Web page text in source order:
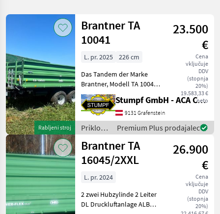
Kategorija 4 Država Filtri
TRENUTNA
POT
Kmetijska
tehnika
Priklopniki
Tandem
Priklopnik
Brantner
IZBERITE
KATEGORIJO
Brantner
Pühringer
Ponastavi
Prikaži 2
rezultatov
Rabljeni stroj
Brantner TA
10041
23.500
€
Cena
vključuje
DDV
(stopnja
20%)
19.583,33 €
neto
L. pr. 2025
226 cm
Das Tandem der Marke
Brantner, Modell TA 10041 ,
ist ein hochwertiger
Anhänger, der sich durch
seine hervorragende
Ausstattung und seinen
erstklassigen Zustand
ausze
Stumpf GmbH - ACA Center Stumpf
9131 Grafenstein
Priklopniki
/
Brantner
Premium Plus prodajalec
Brantner TA
16045/2XXL
26.900
€
Cena
vključuje
DDV
(stopnja
20%)
L. pr. 2024
2 zwei Hubzylinde 2 Leiter
DL Druckluftanlage ALB